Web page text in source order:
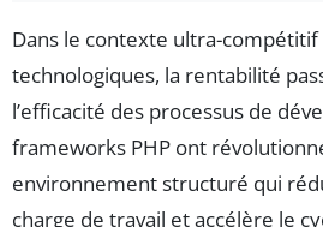
Dans le contexte ultra-
technologiques, la rentabilité
l’efficacité des processus de
frameworks PHP ont
environnement structuré qui
charge de travail et accélère le